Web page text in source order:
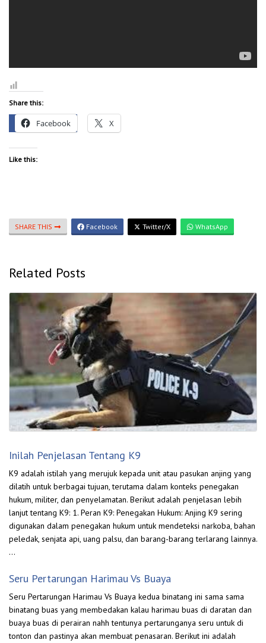
Share this:
Facebook X
Like this:
SHARE THIS Facebook Twitter/X WhatsApp
Related Posts
Inilah Penjelasan Tentang K9
K9 adalah istilah yang merujuk kepada unit atau pasukan anjing yang
dilatih untuk berbagai tujuan, terutama dalam konteks penegakan
hukum, militer, dan penyelamatan. Berikut adalah penjelasan lebih
lanjut tentang K9: 1. Peran K9: Penegakan Hukum: Anjing K9 sering
digunakan dalam penegakan hukum untuk mendeteksi narkoba, bahan
peledak, senjata api, uang palsu, dan barang-barang terlarang lainnya.
…
Seru Pertarungan Harimau Vs Buaya
Seru Pertarungan Harimau Vs Buaya kedua binatang ini sama sama
binatang buas yang membedakan kalau harimau buas di daratan dan
buaya buas di perairan nahh tentunya pertarunganya seru untuk di
tonton dan pastinya akan membuat penasaran. Berikut ini adalah